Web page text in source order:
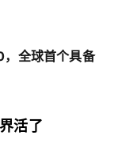
全球首个具备
活了